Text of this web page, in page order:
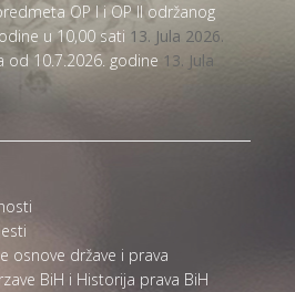
OP I i OP II održanog
u 10,00 sati 13. Jula 2026.
od 10.7.2026. godine 13. Jula
osnove države i prava
BiH i Historija prava BiH